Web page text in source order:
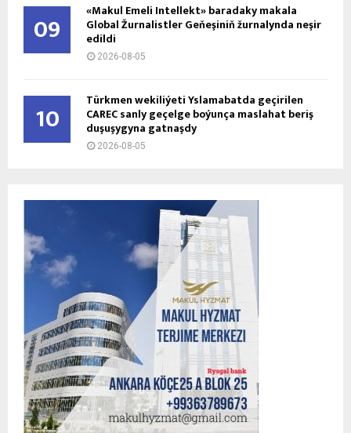
09 «Makul Emeli Intellekt» baradaky makala
Global Žurnalistler Geňeşiniň žurnalynda neşir
edildi
2026-08-05
10 Türkmen wekiliýeti Yslamabatda geçirilen
CAREC sanly geçelge boýunça maslahat beriş
duşuşygyna gatnaşdy
2026-08-05